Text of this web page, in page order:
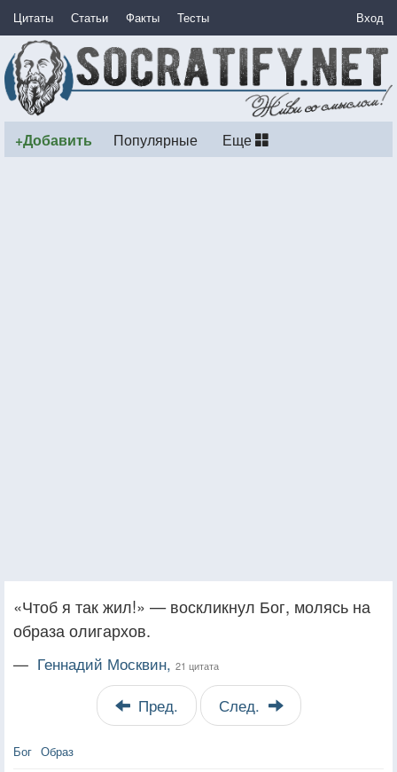
Цитаты Статьи Факты Тесты Вход
+Добавить Популярные Еще
«Чтоб я так жил!» — воскликнул Бог, молясь на
образа олигархов.
— Геннадий Москвин, 21 цитата
Пред. След.
Бог Образ